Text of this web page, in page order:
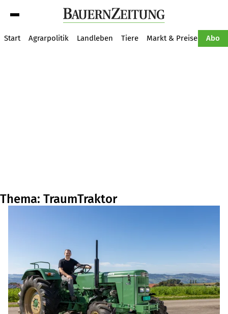
Start Agrarpolitik Landleben Tiere Markt & Preise Abo
Thema: TraumTraktor